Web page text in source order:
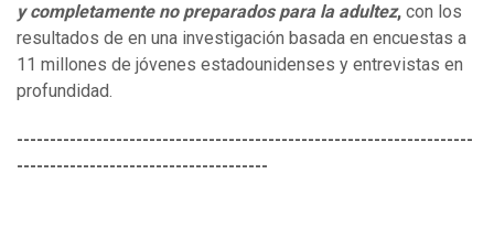
y completamente no preparados para la adultez, con los
resultados de en una investigación basada en encuestas a
11 millones de jóvenes estadounidenses y entrevistas en
profundidad.
---------------------------------------------------------------------
--------------------------------------